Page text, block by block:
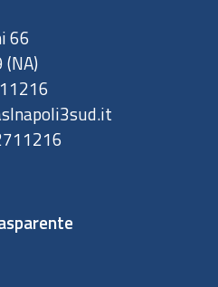
66
(NA)